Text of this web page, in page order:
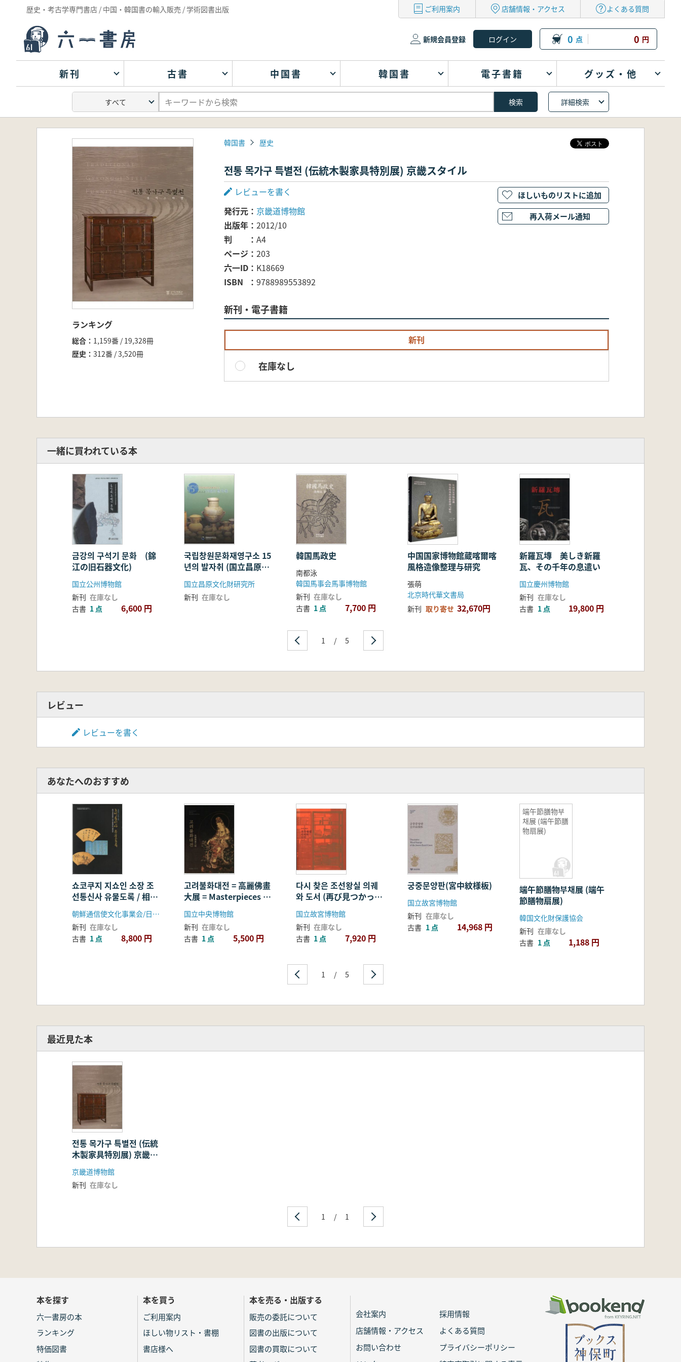
歴史・考古学専門書店 / 中国・韓国書の輸入販売 / 学術図書出版 ご利用案内 店舗情報・アクセス よくある質問
新規会員登録 0 点 0 円
新刊 古書 中国書 韓国書 電子書籍 グッズ・他
詳細検索
ランキング
総合
1,159番 / 19,328冊
歴史
312番 / 3,520冊
韓国書 歴史
전통 목가구 특별전 (伝統木製家具特別展) 京畿スタイル
レビューを書く
発行元
京畿道博物館
出版年
2012/10
判
A4
ページ
203
六一ID
K18669
ISBN
9788989553892
新刊・電子書籍
新刊
在庫なし
ほしいものリストに追加
再入荷メール通知
一緒に買われている本
금강의 구석기 문화 (錦
江の旧石器文化)
国立公州博物館
新刊 在庫なし
古書 1 点 6,600 円
국립창원문화재영구소 15
년의 발자취 (国立昌原文
化財研究所 15年の歩み)
国立昌原文化財研究所
新刊 在庫なし
韓国馬政史
南都泳
韓国馬事会馬事博物館
新刊 在庫なし
古書 1 点 7,700 円
中国国家博物館蔵喀爾喀
風格造像整理与研究
張萌
北京時代華文書局
新刊 取り寄せ 32,670円
新羅瓦塼 美しき新羅
瓦、その千年の息遣い
国立慶州博物館
新刊 在庫なし
古書 1 点 19,800 円
1 / 5
レビュー
レビューを書く
あなたへのおすすめ
쇼코쿠지 지쇼인 소장 조
선통신사 유물도록 / 相国
寺塔頭慈照院所蔵朝鮮通
信使遺物図録 (韓国語/
日本語 並記)
朝鮮通信使文化事業会/日本相国寺塔頭慈照院
新刊 在庫なし
古書 1 点 8,800 円
고려불화대전 = 高麗佛畫
大展 = Masterpieces of
Goryeo Buddhist
painting
国立中央博物館
新刊 在庫なし
古書 1 点 5,500 円
다시 찾은 조선왕실 의궤
와 도서 (再び見つかった
朝鮮王室の儀軌と図書)
国立故宮博物館
新刊 在庫なし
古書 1 点 7,920 円
궁중문양판(宮中紋様板)
国立故宮博物館
新刊 在庫なし
古書 1 点 14,968 円
端午節膳物부
채展 (端午節膳
物扇展)
端午節膳物부채展 (端午
節膳物扇展)
韓国文化財保護協会
新刊 在庫なし
古書 1 点 1,188 円
1 / 5
最近見た本
전통 목가구 특별전 (伝統
木製家具特別展) 京畿ス
タイル
京畿道博物館
新刊 在庫なし
1 / 1
本を探す
六一書房の本
ランキング
特価図書
本を買う
ご利用案内
ほしい物リスト・書棚
書店様へ
本を売る・出版する
販売の委託について
図書の出版について
図書の買取について
会社案内
採用情報
店舗情報・アクセス
よくある質問
お問い合わせ
プライバシーポリシー